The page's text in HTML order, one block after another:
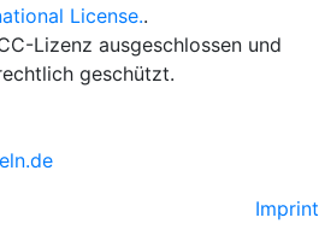
License..
Lizenz ausgeschlossen und
geschützt.
Imprint